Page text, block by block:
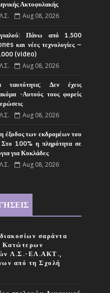
Ακτοφυλακής
Aug 08, 2026
Πάνω από 1.500
και νέες τεχνολογίες –
(video)
Aug 08, 2026
ταυτότητα; Δεν έχεις
-Αυτούς τους φορείς
Aug 08, 2026
έξοδος των εκδρομέων του
100% η πληρότητα σε
για Κυκλάδες
Aug 08, 2026
σαράντα
Κατώτερων
Λ.Σ.-ΕΛ.ΑΚΤ.,
από τη Σχολή